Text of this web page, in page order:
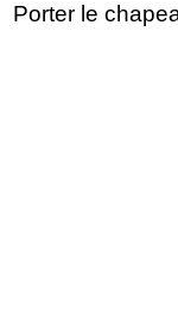
Porter le